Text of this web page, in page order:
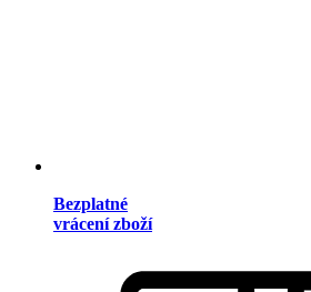
Bezplatné
vrácení zboží